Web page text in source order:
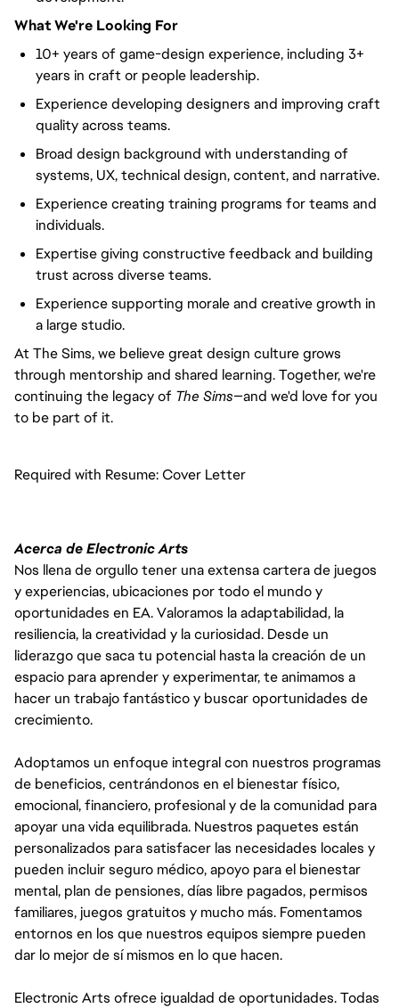
What We're Looking For
10+ years of game-design experience, including 3+
years in craft or people leadership.
Experience developing designers and improving craft
quality across teams.
Broad design background with understanding of
systems, UX, technical design, content, and narrative.
Experience creating training programs for teams and
individuals.
Expertise giving constructive feedback and building
trust across diverse teams.
Experience supporting morale and creative growth in
a large studio.
At The Sims, we believe great design culture grows
through mentorship and shared learning. Together, we're
continuing the legacy of The Sims—and we'd love for you
to be part of it.
Required with Resume: Cover Letter
Acerca de Electronic Arts
Nos llena de orgullo tener una extensa cartera de juegos
y experiencias, ubicaciones por todo el mundo y
oportunidades en EA. Valoramos la adaptabilidad, la
resiliencia, la creatividad y la curiosidad. Desde un
liderazgo que saca tu potencial hasta la creación de un
espacio para aprender y experimentar, te animamos a
hacer un trabajo fantástico y buscar oportunidades de
crecimiento.
Adoptamos un enfoque integral con nuestros programas
de beneficios, centrándonos en el bienestar físico,
emocional, financiero, profesional y de la comunidad para
apoyar una vida equilibrada. Nuestros paquetes están
personalizados para satisfacer las necesidades locales y
pueden incluir seguro médico, apoyo para el bienestar
mental, plan de pensiones, días libre pagados, permisos
familiares, juegos gratuitos y mucho más. Fomentamos
entornos en los que nuestros equipos siempre pueden
dar lo mejor de sí mismos en lo que hacen.
Electronic Arts ofrece igualdad de oportunidades. Todas